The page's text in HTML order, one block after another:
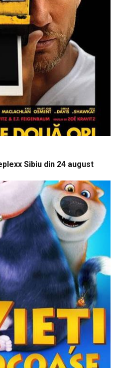
Sibiu din 24 august